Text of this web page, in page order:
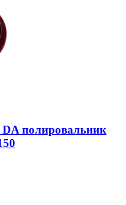
полировальник